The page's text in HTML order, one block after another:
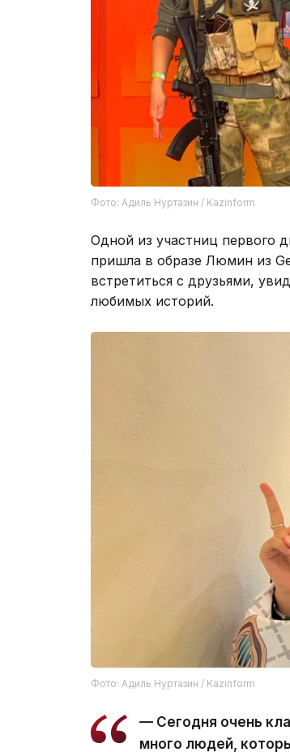
Фото: Адиль Нуртазин / Kazinform
Одной из участниц первого
пришла в образе Люмин из
встретиться с друзьями,
любимых историй.
Фото: Адиль Нуртазин / Kazinform
— Сегодня очень
много людей,